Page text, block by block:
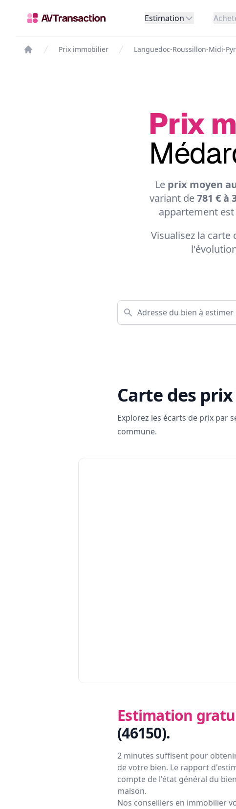
Estimation
Prix immobilier Languedoc-Roussillon-Midi-
Prix
Le prix moyen
variant de781 € à
appartement est
Visualisez la carte
Carte des
Explorez les écarts de prix par
commune.
Estimation
(46150).
2 minutes suffisent pour
de votre bien. Le rapport
compte de l'état général du
maison.
Nos conseillers en immobilier